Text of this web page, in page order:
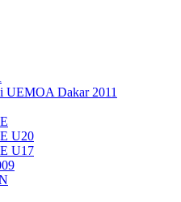
UEMOA Dakar 2011
U20
U17